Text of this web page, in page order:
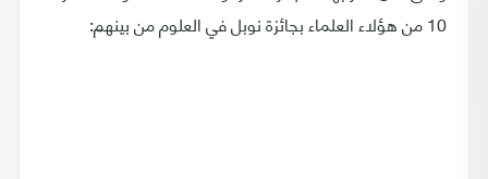
10 من هؤلاء العلماء بجائزة نوبل في العلوم من بينهم: